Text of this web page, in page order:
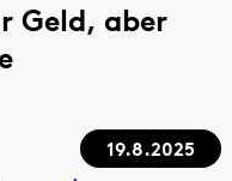
Geld, aber
19.8.2025